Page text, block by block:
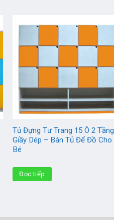
Tủ Đựng Tư Trang 15 Ô 2 Tầng
Giầy Dép – Bán Tủ Để Đồ Cho
Bé
Đọc tiếp